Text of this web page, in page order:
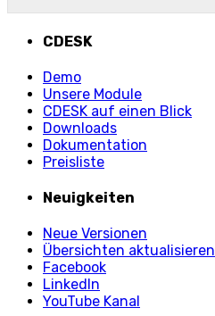
CDESK
Demo
Unsere Module
CDESK auf einen Blick
Downloads
Dokumentation
Preisliste
Neuigkeiten
Neue Versionen
Übersichten aktualisieren
Facebook
LinkedIn
YouTube Kanal